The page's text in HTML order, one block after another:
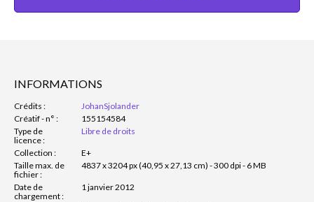
INFORMATIONS
Crédits :
JohanSjolander
Créatif - n° :
155154584
Type de
licence :
Libre de droits
Collection :
E+
Taille max. de
fichier :
4837 x 3204 px (40,95 x 27,13 cm) - 300 dpi - 6 MB
Date de
chargement :
1 janvier 2012